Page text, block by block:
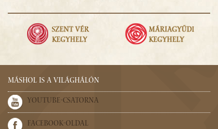
MÁSHOL IS A VILÁGHÁLÓN
YOUTUBE-CSATORNA
FACEBOOK-OLDAL